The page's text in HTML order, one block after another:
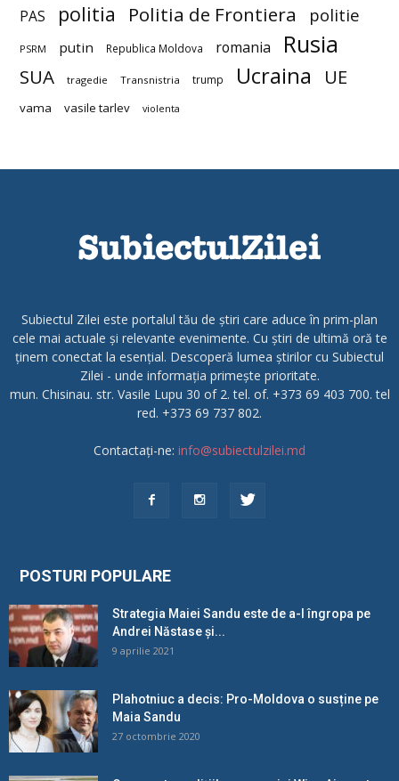
PAS politia Politia de Frontiera politie
PSRM putin Republica Moldova romania Rusia
SUA tragedie Transnistria trump Ucraina UE
vama vasile tarlev violenta
Subiectul Zilei este portalul tău de știri care aduce în prim-plan
cele mai actuale și relevante evenimente. Cu știri de ultimă oră te
ținem conectat la esențial. Descoperă lumea știrilor cu Subiectul
Zilei - unde informația primește prioritate.
mun. Chisinau. str. Vasile Lupu 30 of 2. tel. of. +373 69 403 700. tel
red. +373 69 737 802.
Contactați-ne: info@subiectulzilei.md
POSTURI POPULARE
Strategia Maiei Sandu este de a-l îngropa pe
Andrei Năstase și...
9 aprilie 2021
Plahotniuc a decis: Pro-Moldova o susține pe
Maia Sandu
27 octombrie 2020